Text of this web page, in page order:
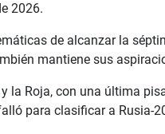
2026.
de alcanzar la
mantiene sus
Roja, con una última
para clasificar a Rusia-